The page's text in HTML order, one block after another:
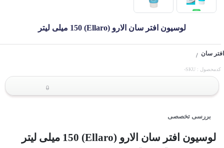
لوسیون افتر سان الارو (Ellaro) 150 میلی لیتر
افتر سان /
کدمحصول : SKU-
0
بررسی تخصصی
لوسیون افتر سان الارو (Ellaro) 150 میلی لیتر